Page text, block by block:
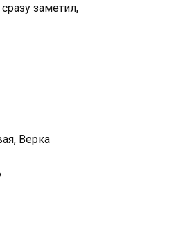
заметил,
Верка